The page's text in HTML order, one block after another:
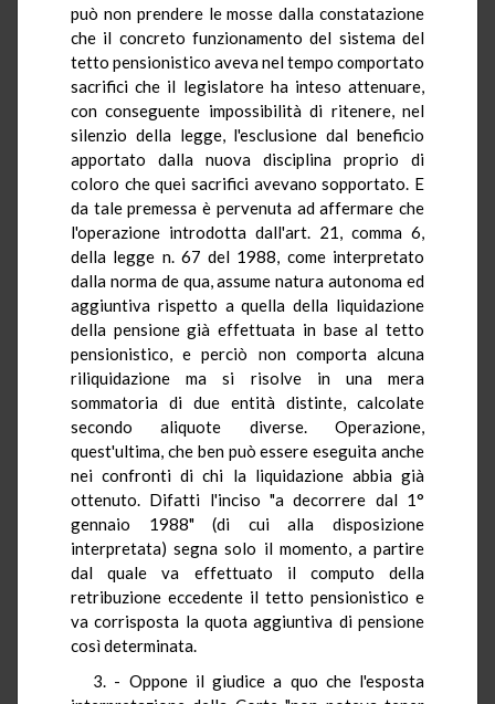
può non prendere le mosse dalla constatazione
che il concreto funzionamento del sistema del
tetto pensionistico aveva nel tempo comportato
sacrifici che il legislatore ha inteso attenuare,
con conseguente impossibilità di ritenere, nel
silenzio della legge, l'esclusione dal beneficio
apportato dalla nuova disciplina proprio di
coloro che quei sacrifici avevano sopportato. E
da tale premessa è pervenuta ad affermare che
l'operazione introdotta dall'art. 21, comma 6,
della legge n. 67 del 1988, come interpretato
dalla norma de qua, assume natura autonoma ed
aggiuntiva rispetto a quella della liquidazione
della pensione già effettuata in base al tetto
pensionistico, e perciò non comporta alcuna
riliquidazione ma si risolve in una mera
sommatoria di due entità distinte, calcolate
secondo aliquote diverse. Operazione,
quest'ultima, che ben può essere eseguita anche
nei confronti di chi la liquidazione abbia già
ottenuto. Difatti l'inciso "a decorrere dal 1°
gennaio 1988" (di cui alla disposizione
interpretata) segna solo il momento, a partire
dal quale va effettuato il computo della
retribuzione eccedente il tetto pensionistico e
va corrisposta la quota aggiuntiva di pensione
così determinata.
3. - Oppone il giudice a quo che l'esposta